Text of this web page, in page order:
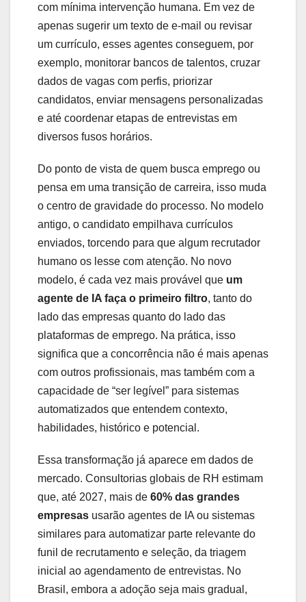
com mínima intervenção humana. Em vez de
apenas sugerir um texto de e-mail ou revisar
um currículo, esses agentes conseguem, por
exemplo, monitorar bancos de talentos, cruzar
dados de vagas com perfis, priorizar
candidatos, enviar mensagens personalizadas
e até coordenar etapas de entrevistas em
diversos fusos horários.
Do ponto de vista de quem busca emprego ou
pensa em uma transição de carreira, isso muda
o centro de gravidade do processo. No modelo
antigo, o candidato empilhava currículos
enviados, torcendo para que algum recrutador
humano os lesse com atenção. No novo
modelo, é cada vez mais provável que um
agente de IA faça o primeiro filtro, tanto do
lado das empresas quanto do lado das
plataformas de emprego. Na prática, isso
significa que a concorrência não é mais apenas
com outros profissionais, mas também com a
capacidade de “ser legível” para sistemas
automatizados que entendem contexto,
habilidades, histórico e potencial.
Essa transformação já aparece em dados de
mercado. Consultorias globais de RH estimam
que, até 2027, mais de 60% das grandes
empresas usarão agentes de IA ou sistemas
similares para automatizar parte relevante do
funil de recrutamento e seleção, da triagem
inicial ao agendamento de entrevistas. No
Brasil, embora a adoção seja mais gradual,